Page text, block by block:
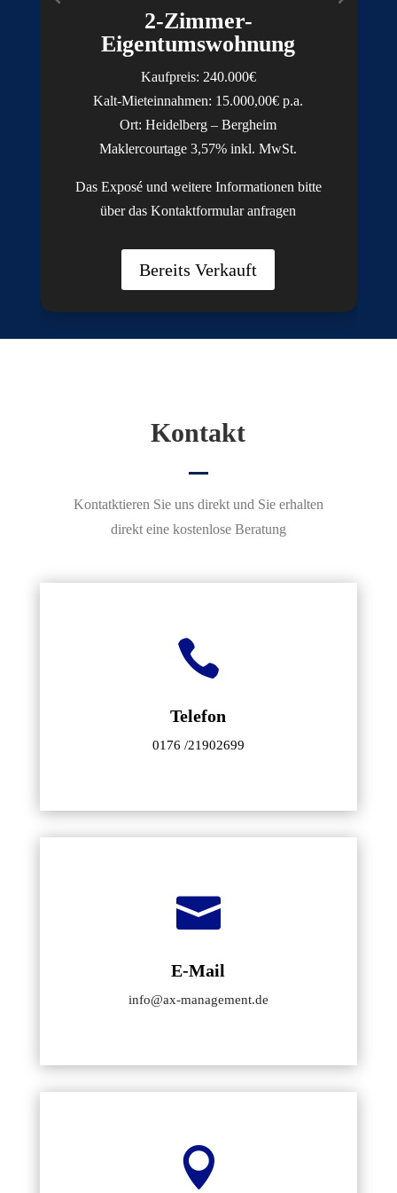
2-Zimmer-
Eigentumswohnung
Kaufpreis: 240.000€
Kalt-Mieteinnahmen: 15.000,00€ p.a.
Ort: Heidelberg – Bergheim
Maklercourtage 3,57% inkl. MwSt.
Das Exposé und weitere Informationen bitte
über das Kontaktformular anfragen
Bereits Verkauft
Kontakt
Kontatktieren Sie uns direkt und Sie erhalten
direkt eine kostenlose Beratung

Telefon
0176 /21902699

E-Mail
info@ax-management.de
